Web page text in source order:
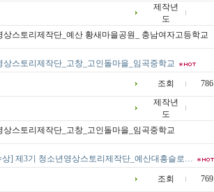
제작년
도
상스토리제작단_예산 황새마을공원_ 충남여자고등학교
상스토리제작단_고창_고인돌마을_임곡중학교
조회 786
제작년
도
상스토리제작단_고창_고인돌마을_임곡중학교
상] 제3기 청소년영상스토리제작단_예산대흥슬로…
조회 769